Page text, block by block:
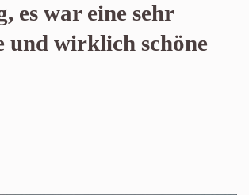
es war eine sehr
und wirklich schöne